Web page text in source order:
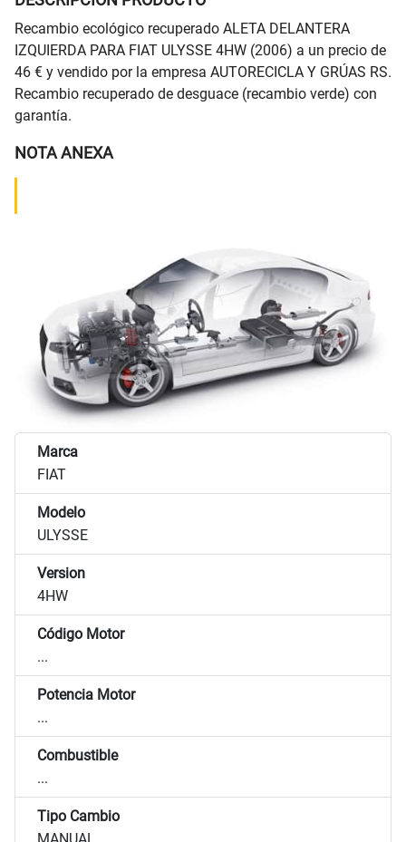
Recambio ecológico recuperado ALETA DELANTERA
IZQUIERDA PARA FIAT ULYSSE 4HW (2006) a un precio de
46 € y vendido por la empresa AUTORECICLA Y GRÚAS RS.
Recambio recuperado de desguace (recambio verde) con
garantía.
NOTA ANEXA
Marca
FIAT
Modelo
ULYSSE
Version
4HW
Código Motor
...
Potencia Motor
...
Combustible
...
Tipo Cambio